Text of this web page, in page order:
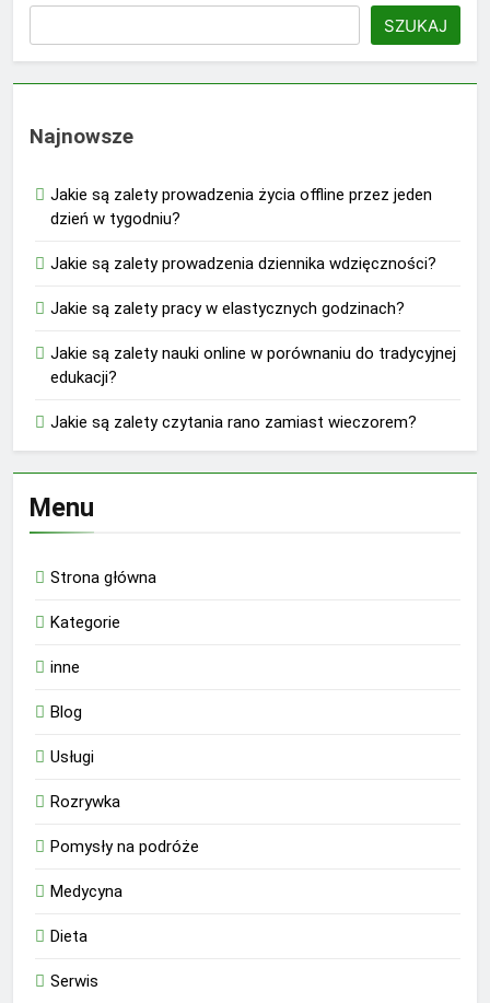
SZUKAJ
Najnowsze
Jakie są zalety prowadzenia życia offline przez jeden
dzień w tygodniu?
Jakie są zalety prowadzenia dziennika wdzięczności?
Jakie są zalety pracy w elastycznych godzinach?
Jakie są zalety nauki online w porównaniu do tradycyjnej
edukacji?
Jakie są zalety czytania rano zamiast wieczorem?
Menu
Strona główna
Kategorie
inne
Blog
Usługi
Rozrywka
Pomysły na podróże
Medycyna
Dieta
Serwis